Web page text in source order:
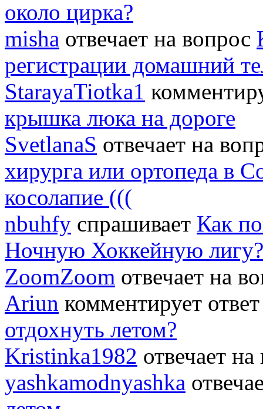
около цирка?
misha отвечает на вопрос
регистрации домашний
StarayaTiotka1
крышка люка на дороге
SvetlanaS отвечает на
хирурга или ортопеда в
косолапие (((
nbuhfy спрашивает Как
Ночную Хоккейную лигу?
ZoomZoom отвечает на
Ariun комментирует
отдохнуть летом?
Kristinka1982 отвечает
yashkamodnyashka